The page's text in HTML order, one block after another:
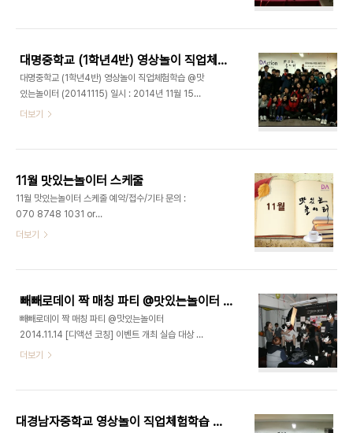
정 넘치는 오전 영상놀이 직업체험에 이어, 오후에는
대명중학교 1학년 5반 학생들이 찾아왔습니다. 11월
한 달간은 매주 토요일마다 두 반씩 대명중학교 1학
년 전교생을 대상으로 영상놀이 체험학습을 진행하
는데요. 이번 시간에는 특별히 대명중학교의 교감선
빛내 주었답니다. 즐거웠던 대명중학교 학생들의 디
대명중학교 (1학년4반) 영상놀이 직업체험학습 @맛있는놀이터 (20141115)
대명중학교 (1학년4반) 영상놀이 직업체험학습 @맛
있는놀이터 (20141115) 일시 : 2014년 11월 15일
토요일 오전장소 : 강서구 맛있는놀이터대상 : 서울
명중학교 1학년 4반 학생들이 찾아왔습니다. 대명중
학교 학생들에게도 전날 빼빼로 데이 파티 느낌을 어
느정도 살려주기 위해 풍선들을 보존하였는데요. 덕
분에 학생들이 매우 즐거워했답니다. 11월 한 달간은
매주 토요일마다 두 반씩 대명중학교 1학년 전교생들
요. 이 날은 특별히 최정욱 대표(교수)님의 제자, 정
더보기
11월 맛있는놀이터 스케줄
11월 맛있는놀이터 스케줄 예약/접수/기타 문의 :
070 8748 1031 or
ceo@deliciousaction.com 예약/접수/기타 문
ceo@deliciousaction.com
더보기
빼빼로데이 짝 매칭 파티 @맛있는놀이터 2014.11.14
빼빼로데이 짝 매칭 파티 @맛있는놀이터
2014.11.14 [디액션 코칭] 이벤트 개최 실습 대상 :
고퀄리티2nd 파티팀 코치 : 최정욱 교수 코칭명 : 이
트/기타공간대여 (문의) 070 8748 1031
더보기
대경남자중학교 영상놀이 직업체험학습 @맛있는놀이터 (20141114)